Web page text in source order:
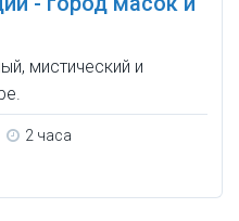
мистический и
2 часа